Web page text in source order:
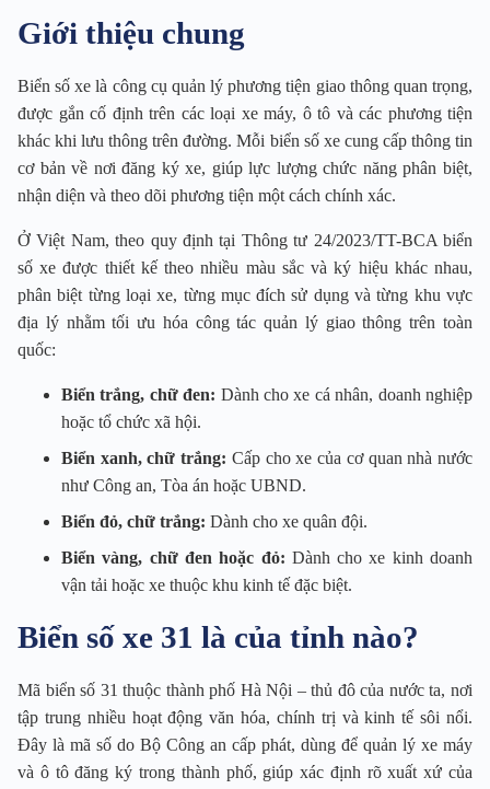
Giới thiệu chung
Biển số xe là công cụ quản lý phương tiện giao thông quan trọng,
được gắn cố định trên các loại xe máy, ô tô và các phương tiện
khác khi lưu thông trên đường. Mỗi biển số xe cung cấp thông tin
cơ bản về nơi đăng ký xe, giúp lực lượng chức năng phân biệt,
nhận diện và theo dõi phương tiện một cách chính xác.
Ở Việt Nam, theo quy định tại Thông tư 24/2023/TT-BCA biển
số xe được thiết kế theo nhiều màu sắc và ký hiệu khác nhau,
phân biệt từng loại xe, từng mục đích sử dụng và từng khu vực
địa lý nhằm tối ưu hóa công tác quản lý giao thông trên toàn
quốc:
Biển trắng, chữ đen: Dành cho xe cá nhân, doanh nghiệp
hoặc tổ chức xã hội.
Biển xanh, chữ trắng: Cấp cho xe của cơ quan nhà nước
như Công an, Tòa án hoặc UBND.
Biển đỏ, chữ trắng: Dành cho xe quân đội.
Biển vàng, chữ đen hoặc đỏ: Dành cho xe kinh doanh
vận tải hoặc xe thuộc khu kinh tế đặc biệt.
Biển số xe 31 là của tỉnh nào?
Mã biển số 31 thuộc thành phố Hà Nội – thủ đô của nước ta, nơi
tập trung nhiều hoạt động văn hóa, chính trị và kinh tế sôi nổi.
Đây là mã số do Bộ Công an cấp phát, dùng để quản lý xe máy
và ô tô đăng ký trong thành phố, giúp xác định rõ xuất xứ của